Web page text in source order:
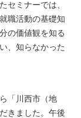
セミナーでは、
職活動の基礎知
の価値観を知る
、知らなかった
「川西市（地
きました。午後